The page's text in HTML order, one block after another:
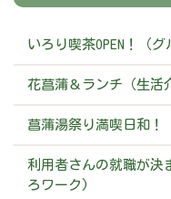
いろり喫茶OPEN！（
花菖蒲＆ランチ（生活
菖蒲湯祭り満喫日和！
利用者さんの就職が決
ろワーク)